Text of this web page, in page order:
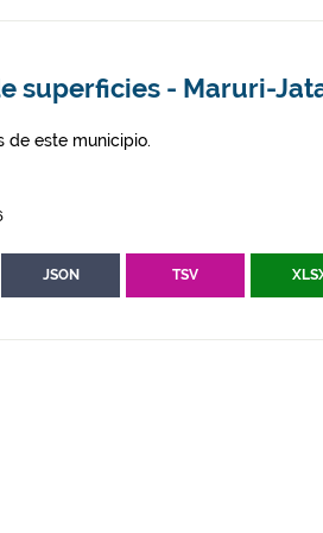
superficies - Maruri-
de este municipio.
JSON TSV